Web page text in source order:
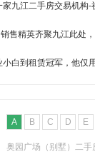
九江二手房交易机构-
售精英齐聚九江此处
小白到租赁冠军，他仅
A B C D E
奥园广场（别墅）二手